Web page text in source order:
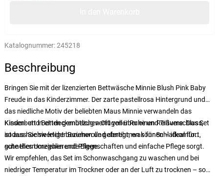
Katalognummer:245218
Beschreibung
Bringen Sie mit der lizenzierten Bettwäsche Minnie Blush Pink Baby
Freude in das Kinderzimmer. Der zarte pastellrosa Hintergrund und
das niedliche Motiv der beliebten Maus Minnie verwandeln das
Kinderbett in einen gemütlichen Ort voller Ruhe und Träume. Das Set
ist aus hochwertiger Baumwolle gefertigt, was für Schlafkomfort,
gute thermoregulierende Eigenschaften und einfache Pflege sorgt.
Kissen- und Bettdeckenbezug verfügen über einen Reißverschluss,
sodass Sie sie leicht beziehen und abnehmen können – ideal für
schnelles Umziehen und Pflege.
Wir empfehlen, das Set im Schonwaschgang zu waschen und bei
niedriger Temperatur im Trockner oder an der Luft zu trocknen – so